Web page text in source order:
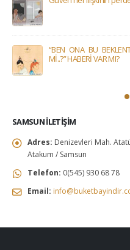
“BEN ONA BU
Mİ..?” HABERİ VAR MI?
SAMSUN İLETIŞIM
Adres: Denizevleri Mah.
Atakum / Samsun
Telefon: 0(545) 930 68 78
Email: